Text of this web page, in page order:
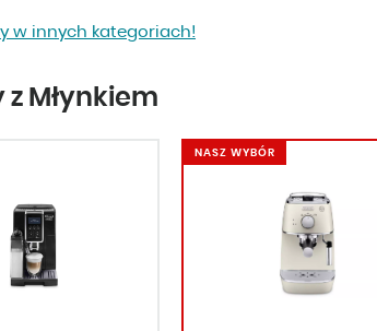
w innych kategoriach!
z Młynkiem
NASZ WYBÓR